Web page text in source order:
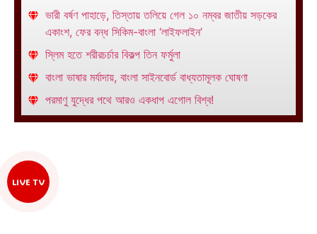
ভারী বর্ষণ পাহাড়ে, তিস্তায় তলিয়ে গেল ১০ নম্বর জাতীয় সড়কের
একাংশ, ফের বন্ধ সিকিম-বাংলা ‘লাইফলাইন’
স্লিম হতে শরীরচর্চার বিকল্প তিন ফর্মুলা
বাংলা ভাষার মর্যাদায়, বাংলা সাইনবোর্ড বাধ্যতামূলক ঘোষণা
পরমাণু যুদ্ধের পথে আরও একধাপ এগোল বিশ্ব!
LIVE TV